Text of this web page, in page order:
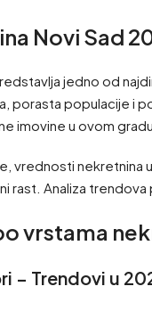
Novi Sad
jedno od
porasta populacije i
imovine u ovom gradu.
vrednosti nekretnina
rast. Analiza
vrstama
– Trendovi u